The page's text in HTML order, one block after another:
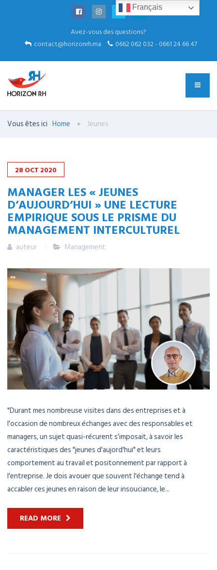
Avez-vous des questions?
contact@horizonrh.ma
0662 062 032 - 0661 24 66 47
Vous êtes ici Home Jeunes
28 OCT 2020
MANAGER LES « JEUNES
D’AUJOURD’HUI » UNE LECTURE
EMPIRIQUE SOUS LE PRISME DU
MANAGEMENT INTERCULTUREL
auteur Management
"Durant mes nombreuse visites dans des entreprises et à
l'occasion de nombreux échanges avec des responsables et
managers, un sujet quasi-récurent s'imposait, à savoir les
caractéristiques des "jeunes d'aujord'hui" et leurs
comportement au travail et positonnement par rapport à
l'entreprise. Je dois avouer que souvent l'échange tend à
accabler ces jeunes en raison de leur insouciance, le...
READ MORE
Français